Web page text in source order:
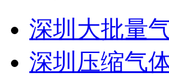
深圳大批量
深圳压缩气